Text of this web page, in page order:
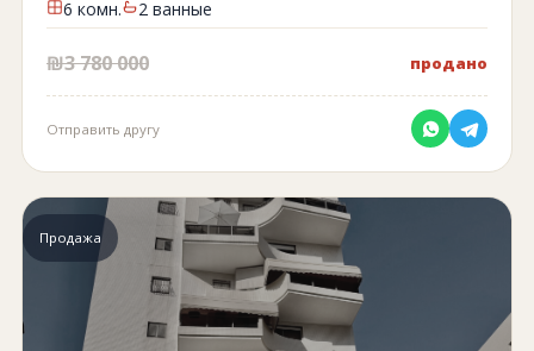
6 комн.
2 ванные
₪3 780 000 продано
Отправить другу
Продажа